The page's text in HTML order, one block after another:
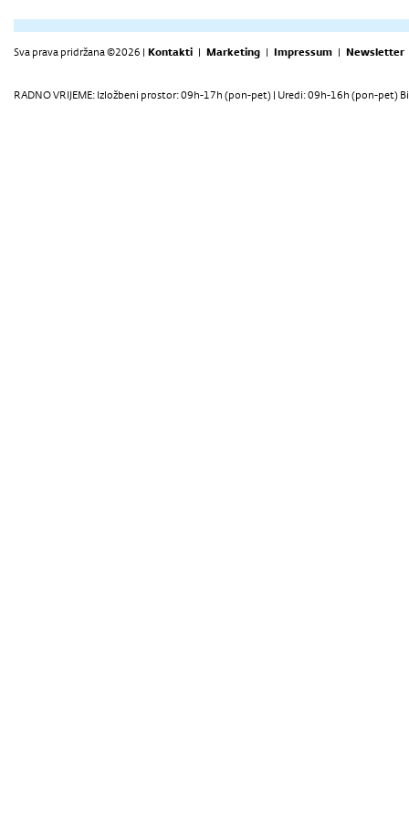
Sva prava pridržana ©2026 | Kontakti | Marketing | Impressum | Newsletter
RADNO VRIJEME: Izložbeni prostor: 09h-17h (pon-pet) | Uredi: 09h-16h (pon-pet)